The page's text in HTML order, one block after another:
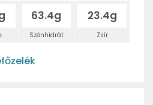
63.4g
Szénhidrát
23.4g
Zsír